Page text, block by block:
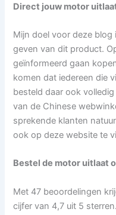
Direct jouw motor
Mijn doel voor deze blog
geven van dit product.
geïnformeerd gaan
komen dat iedereen die
besteld daar ook
van de Chinese
sprekende klanten
ook op deze website te
Bestel de motor uitlaat
Met 47 beoordelingen
cijfer van 4,7 uit 5